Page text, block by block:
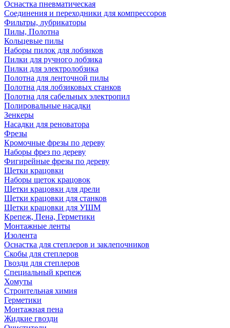
Оснастка пневматическая
Соединения и переходники для компрессоров
Фильтры, лубрикаторы
Пилы, Полотна
Кольцевые пилы
Наборы пилок для лобзиков
Пилки для ручного лобзика
Пилки для электролобзика
Полотна для ленточной пилы
Полотна для лобзиковых станков
Полотна для сабельных электропил
Полировальные насадки
Зенкеры
Насадки для реноватора
Фрезы
Кромочные фрезы по дереву
Наборы фрез по дереву
Фигирейные фрезы по дереву
Щетки крацовки
Наборы щеток крацовок
Щетки крацовки для дрели
Щетки крацовки для станков
Щетки крацовки для УШМ
Крепеж, Пена, Герметики
Монтажные ленты
Изолента
Оснастка для степлеров и заклепочников
Скобы для степлеров
Гвозди для степлеров
Специальный крепеж
Хомуты
Строительная химия
Герметики
Монтажная пена
Жидкие гвозди